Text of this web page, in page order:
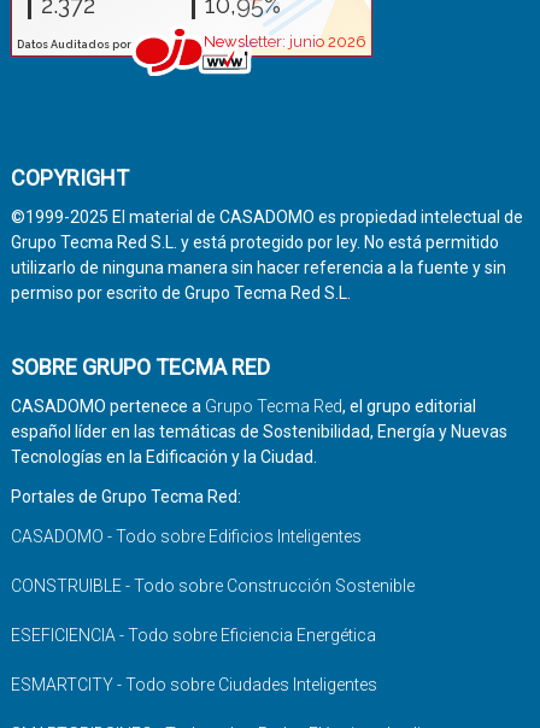
COPYRIGHT
©1999-2025 El material de CASADOMO es propiedad intelectual de
Grupo Tecma Red S.L. y está protegido por ley. No está permitido
utilizarlo de ninguna manera sin hacer referencia a la fuente y sin
permiso por escrito de Grupo Tecma Red S.L.
SOBRE GRUPO TECMA RED
CASADOMO pertenece a Grupo Tecma Red, el grupo editorial
español líder en las temáticas de Sostenibilidad, Energía y Nuevas
Tecnologías en la Edificación y la Ciudad.
Portales de Grupo Tecma Red:
CASADOMO - Todo sobre Edificios Inteligentes
CONSTRUIBLE - Todo sobre Construcción Sostenible
ESEFICIENCIA - Todo sobre Eficiencia Energética
ESMARTCITY - Todo sobre Ciudades Inteligentes